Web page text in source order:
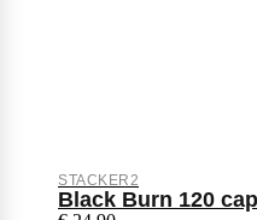
STACKER2
Black Burn 120